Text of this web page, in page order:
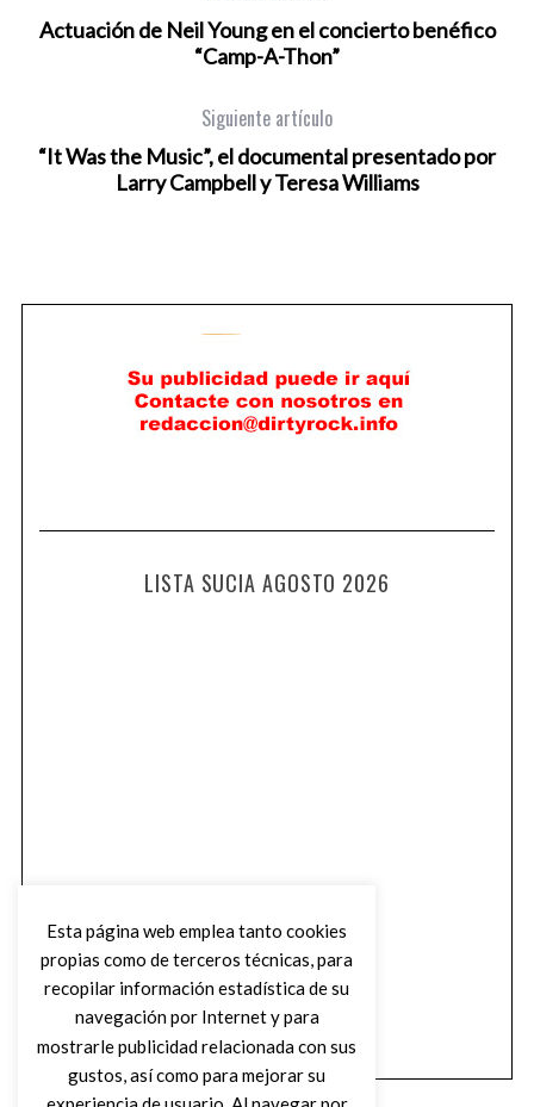
Actuación de Neil Young en el concierto benéfico
“Camp-A-Thon”
Siguiente artículo
“It Was the Music”, el documental presentado por
Larry Campbell y Teresa Williams
LISTA SUCIA AGOSTO 2026
Esta página web emplea tanto cookies
propias como de terceros técnicas, para
recopilar información estadística de su
navegación por Internet y para
mostrarle publicidad relacionada con sus
gustos, así como para mejorar su